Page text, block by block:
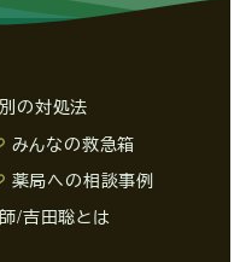
の対処法
みんなの救急箱
薬局への相談事例
/吉田聡とは